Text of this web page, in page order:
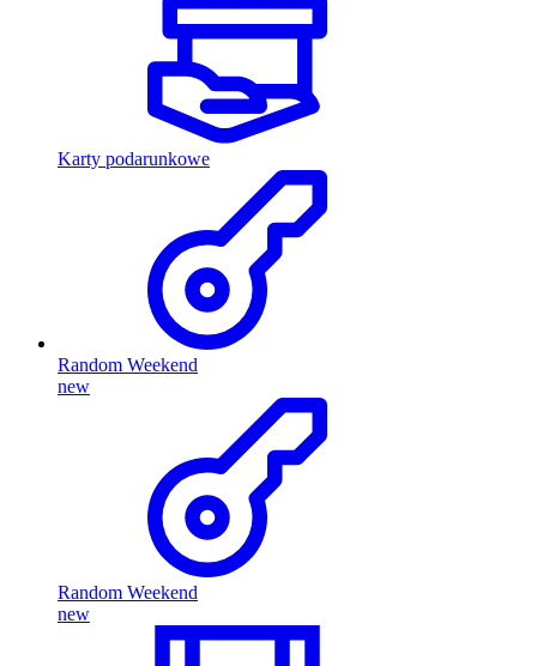
Karty podarunkowe
Random Weekend
new
Random Weekend
new